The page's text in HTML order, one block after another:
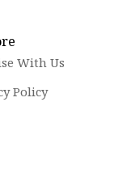
With Us
Policy